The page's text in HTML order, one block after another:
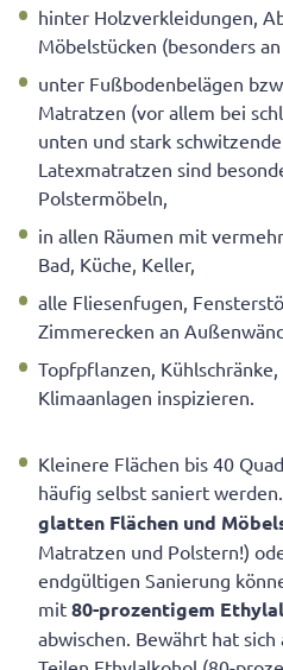
hinter Holzverkleidungen,
Möbelstücken (besonders
unter Fußbodenbelägen
Matratzen (vor allem bei
unten und stark
Latexmatratzen sind
Polstermöbeln,
in allen Räumen mit
Bad, Küche, Keller,
alle Fliesenfugen,
Zimmerecken an
Topfpflanzen,
Klimaanlagen inspizieren.
Kleinere Flächen bis 40
häufig selbst saniert
glatten Flächen und
Matratzen und Polstern!)
endgültigen Sanierung
mit 80-prozentigem
abwischen. Bewährt hat